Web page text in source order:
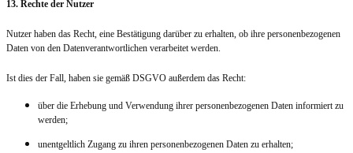
13. Rechte der Nutzer
Nutzer haben das Recht, eine Bestätigung darüber zu erhalten, ob ihre personenbezogenen
Daten von den Datenverantwortlichen verarbeitet werden.
Ist dies der Fall, haben sie gemäß DSGVO außerdem das Recht:
über die Erhebung und Verwendung ihrer personenbezogenen Daten informiert zu
werden;
unentgeltlich Zugang zu ihren personenbezogenen Daten zu erhalten;